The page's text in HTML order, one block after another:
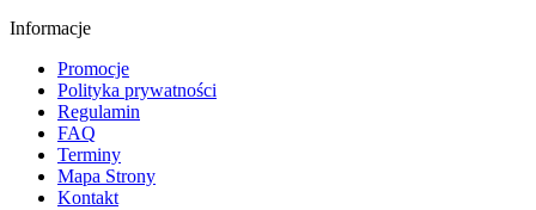
Informacje
Promocje
Polityka prywatności
Regulamin
FAQ
Terminy
Mapa Strony
Kontakt